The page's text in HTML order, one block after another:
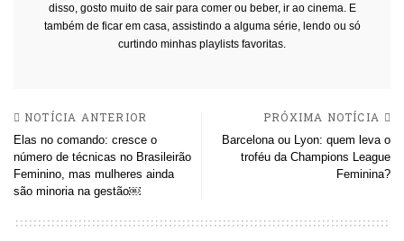
disso, gosto muito de sair para comer ou beber, ir ao cinema. E
também de ficar em casa, assistindo a alguma série, lendo ou só
curtindo minhas playlists favoritas.
NOTÍCIA ANTERIOR
Elas no comando: cresce o
número de técnicas no Brasileirão
Feminino, mas mulheres ainda
são minoria na gestão￼
PRÓXIMA NOTÍCIA
Barcelona ou Lyon: quem leva o
troféu da Champions League
Feminina?